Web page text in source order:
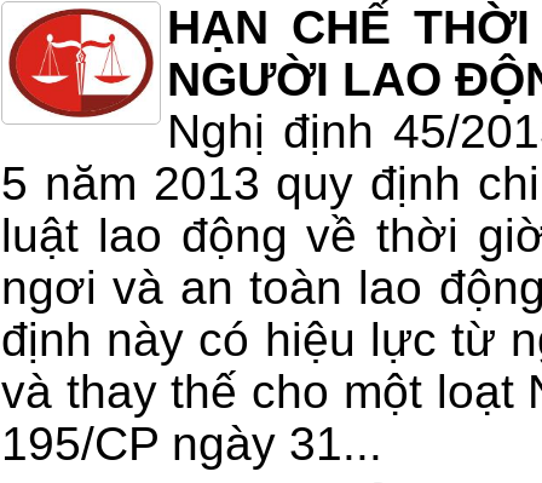
HẠN CHẾ
NGƯỜI LAO
Nghị định 45/
5 năm 2013 quy định
luật lao động về thời
ngơi và an toàn lao
định này có hiệu lực từ
và thay thế cho một loạt
195/CP ngày 31...